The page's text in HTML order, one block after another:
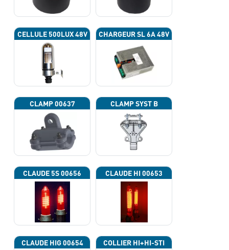
CELLULE 500LUX 48V CHARGEUR SL 6A 48V
CLAMP 00637 CLAMP SYST B
CLAUDE 5S 00656 CLAUDE HI 00653
CLAUDE HIG 00654 COLLIER HI+HI-STI